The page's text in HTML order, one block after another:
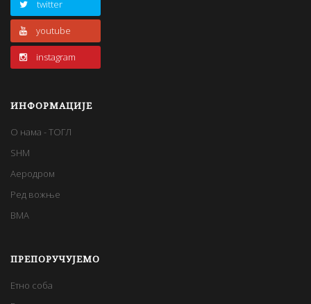
twitter
youtube
instagram
ИНФОРМАЦИЈЕ
О нама - ТОГЛ
SHM
Аеродром
Ред вожње
BMA
ПРЕПОРУЧУЈЕМО
Етно соба